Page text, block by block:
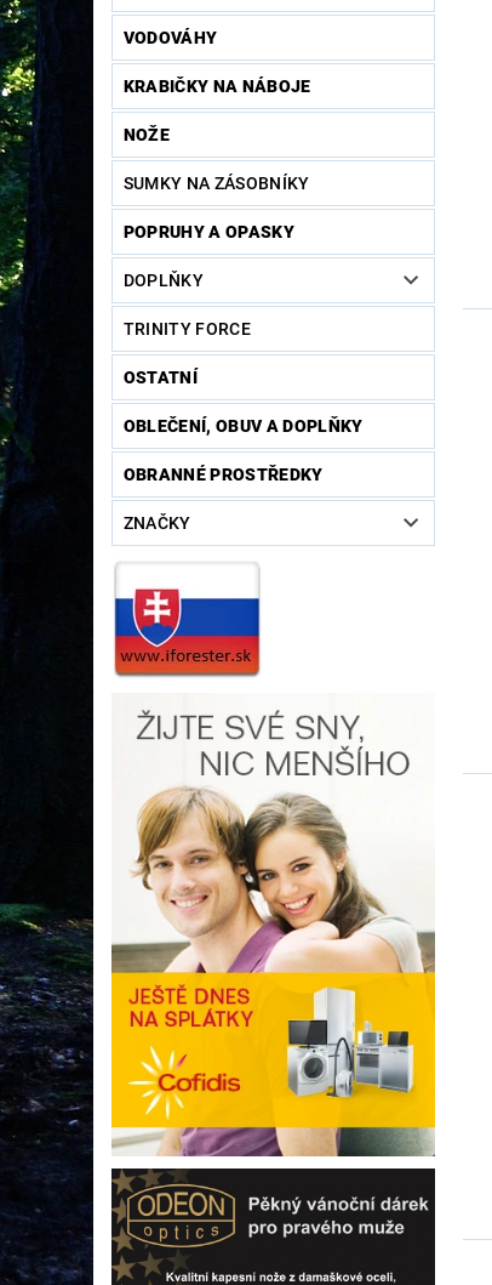
VODOVÁHY
KRABIČKY NA NÁBOJE
NOŽE
SUMKY NA ZÁSOBNÍKY
POPRUHY A OPASKY
DOPLŇKY
TRINITY FORCE
OSTATNÍ
OBLEČENÍ, OBUV A DOPLŇKY
OBRANNÉ PROSTŘEDKY
ZNAČKY